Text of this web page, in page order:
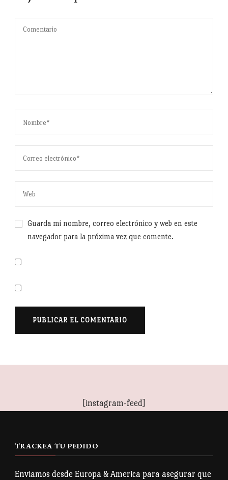
Guarda mi nombre, correo electrónico y web en este
navegador para la próxima vez que comente.
[instagram-feed]
TRACKEA TU PEDIDO
Enviamos desde Europa & America para asegurar que